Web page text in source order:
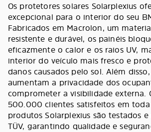
Os protetores solares Solarplexius
excepcional para o interior do seu
Fabricados em Macrolon, um
resistente e durável, os painéis
eficazmente o calor e os raios UV,
interior do veículo mais fresco e
danos causados pelo sol. Além
aumentam a privacidade dos
comprometer a visibilidade externa.
500.000 clientes satisfeitos em toda
produtos Solarplexius são testados
TÜV, garantindo qualidade e